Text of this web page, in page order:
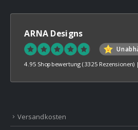
ARNA Designs
4.95 Shopbewertung (3325 Rezensionen)
Versandkosten